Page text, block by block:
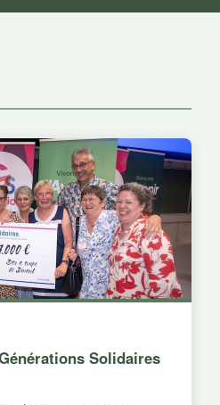
Solidaires